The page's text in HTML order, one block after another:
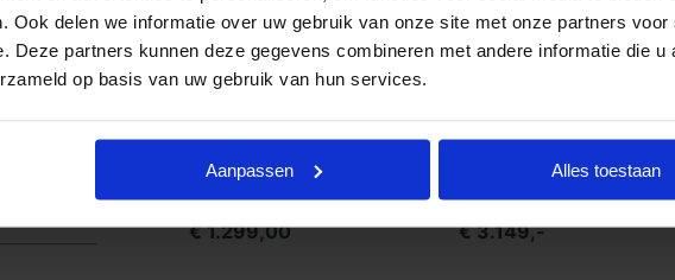
Ook delen we informatie over uw gebruik van onze site met onze partners voor
Deze partners kunnen deze gegevens combineren met andere informatie die u
op basis van uw gebruik van hun services.
Aanpassen Alles toestaan
ontvangen? Goedkope
u vrijblijvend contact met ons
in Stilte
€ 1.299,00
Compact
€ 3.149,-